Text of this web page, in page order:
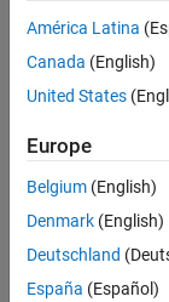
aucune
offre
d'emploi
à vos
critères
de
recherche.
Vous
América Latina
Canada (English)
United States
Europe
Belgium (English)
Denmark (English)
Deutschland
España (Español)